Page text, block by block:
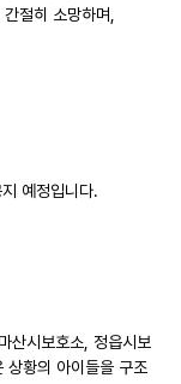
절히 소망하며,
예정입니다.
산시보호소, 정읍시보
상황의 아이들을 구조